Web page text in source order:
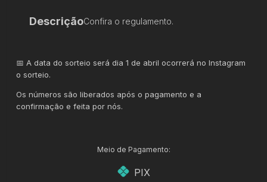
DescriçãoConfira o regulamento.
📅 A data do sorteio será dia 1 de abril ocorrerá no Instagram
o sorteio.
Os números são liberados após o pagamento e a
confirmação e feita por nós.
Meio de Pagamento:
PIX